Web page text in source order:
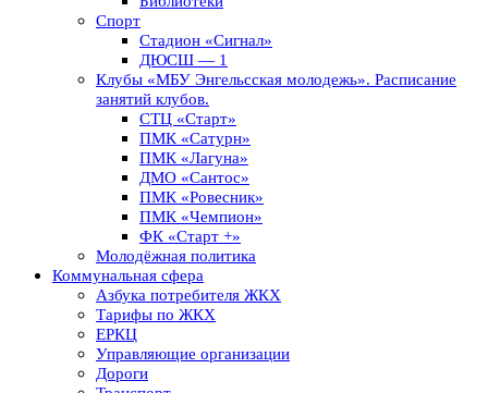
Спорт
Стадион «Сигнал»
ДЮСШ — 1
Клубы «МБУ Энгельсская молодежь». Расписание
занятий клубов.
СТЦ «Старт»
ПМК «Сатурн»
ПМК «Лагуна»
ДМО «Сантос»
ПМК «Ровесник»
ПМК «Чемпион»
ФК «Старт +»
Молодёжная политика
Коммунальная сфера
Азбука потребителя ЖКХ
Тарифы по ЖКХ
ЕРКЦ
Управляющие организации
Дороги